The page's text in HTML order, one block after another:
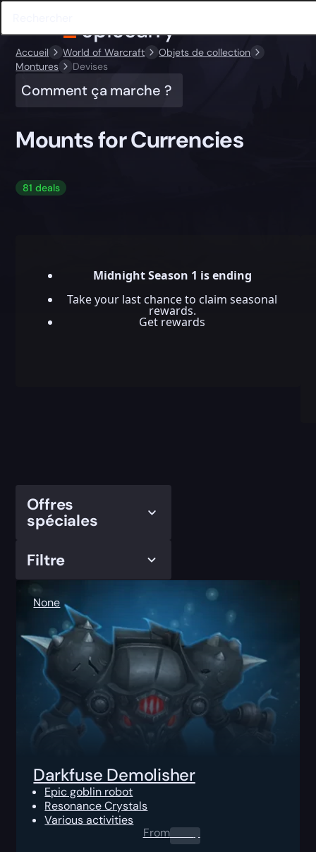
Accueil World of Warcraft
Objets de collection
Montures
Devises
Comment ça marche ?
Mounts for Currencies
81 deals
Midnight Season 1 is ending
Take your last chance to claim seasonal
rewards.
Get rewards
Offres
spéciales
Filtre
None
Darkfuse Demolisher
Epic goblin robot
Resonance Crystals
Various activities
From0.00 $